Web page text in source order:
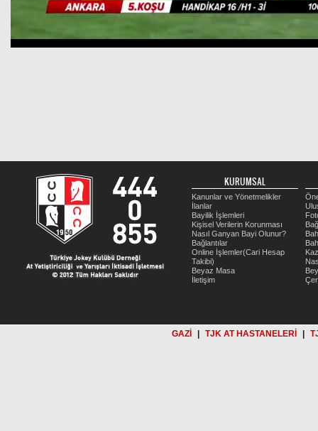
KURUMSAL
Kanunlar ve Yönetmelikler
İlanlar
Bayilik İşlemleri
Kişisel Verilerin Korunması
Nasıl Ganyan Bayi Olunur?
Bağlantılar
Online İşlemler(Cari Hesap
Takibi)
Beyaz Masa
İletişim
GAZİ TJK AT HASTANELERİ